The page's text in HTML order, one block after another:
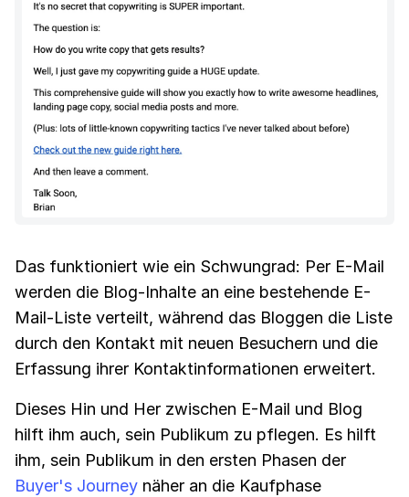
Das funktioniert wie ein Schwungrad: Per E-Mail
werden die Blog-Inhalte an eine bestehende E-
Mail-Liste verteilt, während das Bloggen die Liste
durch den Kontakt mit neuen Besuchern und die
Erfassung ihrer Kontaktinformationen erweitert.
Dieses Hin und Her zwischen E-Mail und Blog
hilft ihm auch, sein Publikum zu pflegen. Es hilft
ihm, sein Publikum in den ersten Phasen der
Buyer's Journey näher an die Kaufphase